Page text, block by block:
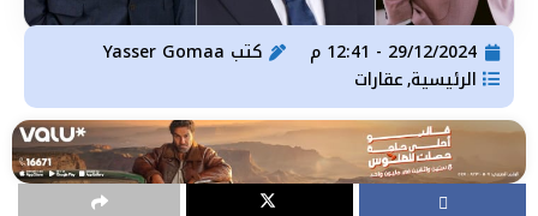
29/12/2024 - 12:41 م كتب
الرئيسية, عقارات